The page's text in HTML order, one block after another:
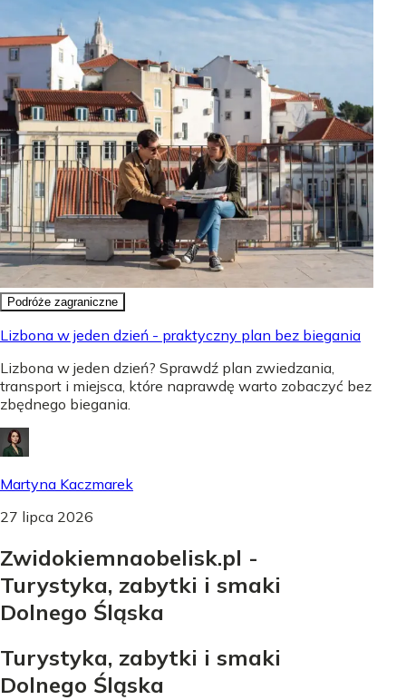
Podróże zagraniczne
Lizbona w jeden dzień - praktyczny plan bez biegania
Lizbona w jeden dzień? Sprawdź plan zwiedzania,
transport i miejsca, które naprawdę warto zobaczyć bez
zbędnego biegania.
Martyna Kaczmarek
27 lipca 2026
Zwidokiemnaobelisk.pl -
Turystyka, zabytki i smaki
Dolnego Śląska
Turystyka, zabytki i smaki
Dolnego Śląska